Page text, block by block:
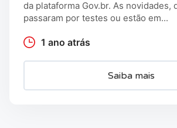
da plataforma Gov.br. As novidades,
passaram por testes ou estão em...
1 ano atrás
Saiba mais